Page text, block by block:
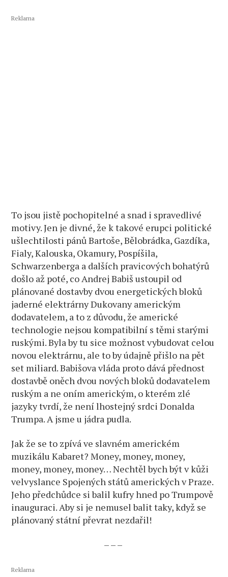
Reklama
To jsou jistě pochopitelné a snad i spravedlivé
motivy. Jen je divné, že k takové erupci politické
ušlechtilosti pánů Bartoše, Bělobrádka, Gazdíka,
Fialy, Kalouska, Okamury, Pospíšila,
Schwarzenberga a dalších pravicových bohatýrů
došlo až poté, co Andrej Babiš ustoupil od
plánované dostavby dvou energetických bloků
jaderné elektrárny Dukovany americkým
dodavatelem, a to z důvodu, že americké
technologie nejsou kompatibilní s těmi starými
ruskými. Byla by tu sice možnost vybudovat celou
novou elektrárnu, ale to by údajně přišlo na pět
set miliard. Babišova vláda proto dává přednost
dostavbě oněch dvou nových bloků dodavatelem
ruským a ne oním americkým, o kterém zlé
jazyky tvrdí, že není lhostejný srdci Donalda
Trumpa. A jsme u jádra pudla.
Jak že se to zpívá ve slavném americkém
muzikálu Kabaret? Money, money, money,
money, money, money… Nechtěl bych být v kůži
velvyslance Spojených států amerických v Praze.
Jeho předchůdce si balil kufry hned po Trumpově
inauguraci. Aby si je nemusel balit taky, když se
plánovaný státní převrat nezdařil!
– – –
Reklama